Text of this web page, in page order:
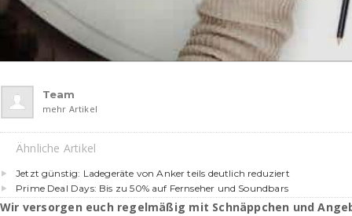
Team
mehr Artikel
Ähnliche Artikel
Jetzt günstig: Ladegeräte von Anker teils deutlich reduziert
Prime Deal Days: Bis zu 50% auf Fernseher und Soundbars
Wir versorgen euch regelmäßig mit Schnäppchen und